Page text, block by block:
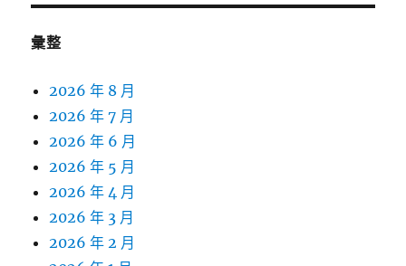
彙整
2026 年 8 月
2026 年 7 月
2026 年 6 月
2026 年 5 月
2026 年 4 月
2026 年 3 月
2026 年 2 月